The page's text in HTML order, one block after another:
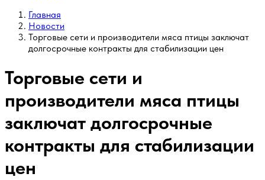
Главная
Новости
Торговые сети и производители мяса птицы заключат
долгосрочные контракты для стабилизации цен
Торговые сети и
производители мяса птицы
заключат долгосрочные
контракты для стабилизации
цен